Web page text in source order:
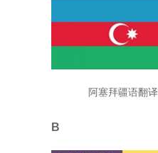
阿塞拜疆语翻译
B